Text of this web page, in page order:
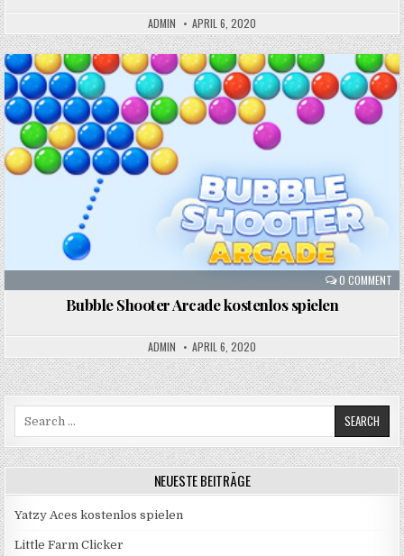
ADMIN APRIL 6, 2020
0 COMMENT
Posted
in
Bubble Shooter Arcade kostenlos spielen
ADMIN APRIL 6, 2020
NEUESTE BEITRÄGE
Yatzy Aces kostenlos spielen
Little Farm Clicker